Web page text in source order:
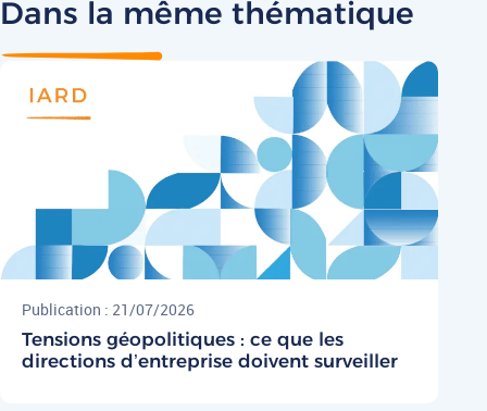
Dans la même thématique
Publication : 21/07/2026
Tensions géopolitiques : ce que les
directions d’entreprise doivent surveiller